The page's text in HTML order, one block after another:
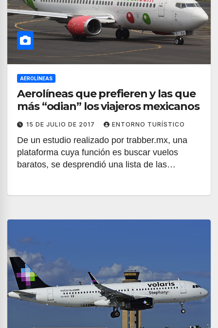
AEROLÍNEAS
Aerolíneas que prefieren y las que
más “odian” los viajeros mexicanos
15 DE JULIO DE 2017 ENTORNO TURÍSTICO
De un estudio realizado por trabber.mx, una
plataforma cuya función es buscar vuelos
baratos, se desprendió una lista de las…